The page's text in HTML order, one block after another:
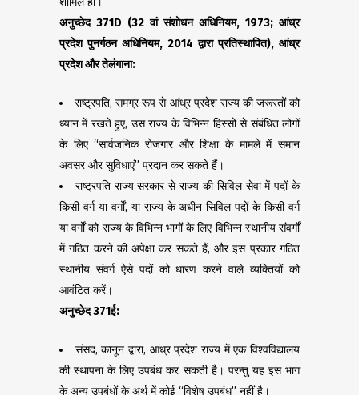
अनुच्छेद 371D (32 वां संशोधन अधिनियम, 1973; आंध्र
प्रदेश पुनर्गठन अधिनियम, 2014 द्वारा प्रतिस्थापित), आंध्र
प्रदेश और तेलंगाना:
राष्ट्रपति, समग्र रूप से आंध्र प्रदेश राज्य की जरूरतों को
ध्यान में रखते हुए, उस राज्य के विभिन्न हिस्सों से संबंधित लोगों
के लिए “सार्वजनिक रोजगार और शिक्षा के मामले में समान
अवसर और सुविधाएं” प्रदान कर सकते हैं।
राष्ट्रपति राज्य सरकार से राज्य की सिविल सेवा में पदों के
किसी वर्ग या वर्गों, या राज्य के अधीन सिविल पदों के किसी वर्ग
या वर्गों को राज्य के विभिन्न भागों के लिए विभिन्न स्थानीय संवर्गों
में गठित करने की अपेक्षा कर सकते हैं, और इस प्रकार गठित
स्थानीय संवर्ग ऐसे पदों को धारण करने वाले व्यक्तियों को
आवंटित करें।
अनुच्छेद371ई:
संसद, कानून द्वारा, आंध्र प्रदेश राज्य में एक विश्वविद्यालय
की स्थापना के लिए उपबंध कर सकती है। परन्तु यह इस भाग
के अन्य उपबंधों के अर्थ में कोई “विशेष उपबंध” नहीं है।